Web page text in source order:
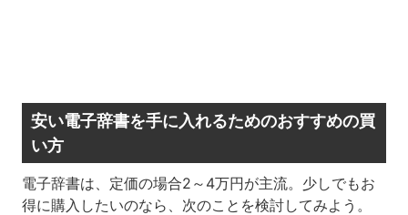
安い電子辞書を手に入れるためのおすすめの買
い方
電子辞書は、定価の場合2～4万円が主流。少しでもお
得に購入したいのなら、次のことを検討してみよう。